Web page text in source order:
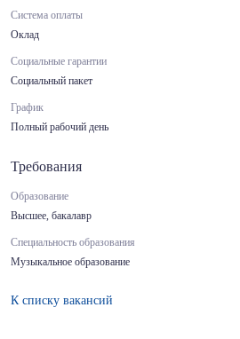
Система оплаты
Оклад
Социальные гарантии
Социальный пакет
График
Полный рабочий день
Требования
Образование
Высшее, бакалавр
Специальность образования
Музыкальное образование
К списку вакансий